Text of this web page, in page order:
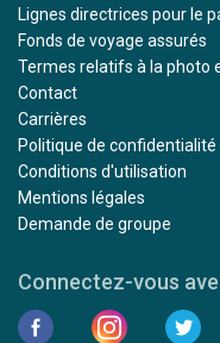
Lignes directrices pour le
Fonds de voyage assurés
Termes relatifs à la photo
Contact
Carrières
Politique de confidentialité
Conditions d'utilisation
Mentions légales
Demande de groupe
Connectez-vous